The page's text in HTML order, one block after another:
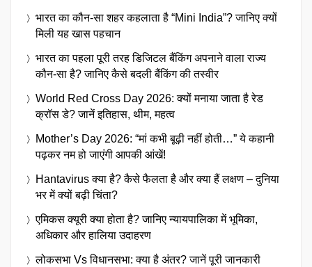
भारत का कौन-सा शहर कहलाता है “Mini India”? जानिए क्यों
मिली यह खास पहचान
भारत का पहला पूरी तरह डिजिटल बैंकिंग अपनाने वाला राज्य
कौन-सा है? जानिए कैसे बदली बैंकिंग की तस्वीर
World Red Cross Day 2026: क्यों मनाया जाता है रेड
क्रॉस डे? जानें इतिहास, थीम, महत्व
Mother’s Day 2026: “मां कभी बूढ़ी नहीं होती…” ये कहानी
पढ़कर नम हो जाएंगी आपकी आंखें!
Hantavirus क्या है? कैसे फैलता है और क्या हैं लक्षण – दुनिया
भर में क्यों बढ़ी चिंता?
एमिकस क्यूरी क्या होता है? जानिए न्यायपालिका में भूमिका,
अधिकार और हालिया उदाहरण
लोकसभा Vs विधानसभा: क्या है अंतर? जानें पूरी जानकारी